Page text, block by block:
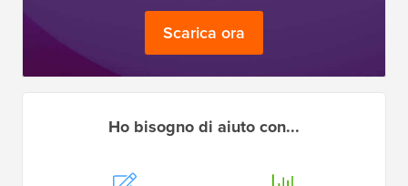
Scarica ora
Ho bisogno di aiuto con...